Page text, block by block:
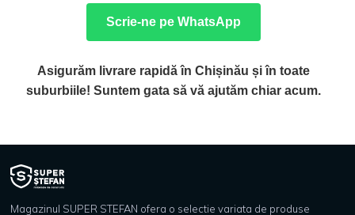
Scrie-ne pe WhatsApp
Asigurăm livrare rapidă în Chișinău și în toate
suburbiile! Suntem gata să vă ajutăm chiar acum.
Magazinul SUPER STEFAN ofera o selectie variata de produse